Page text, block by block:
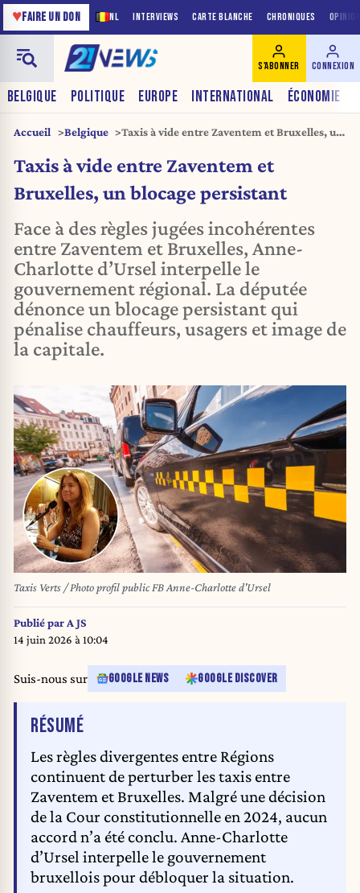
NL INTERVIEWS CARTE BLANCHE CHRONIQUES
♥FAIRE UN DON
BELGIQUE POLITIQUE EUROPE INTERNATIONAL ÉCONOMIE
S'ABONNER CONNEXION
Accueil Belgique
Taxis à vide entre Zaventem et Bruxelles, un
Taxis à vide entre Zaventem et
Bruxelles, un blocage persistant
Face à des règles jugées incohérentes
entre Zaventem et Bruxelles, Anne-
Charlotte d’Ursel interpelle le
gouvernement régional. La députée
dénonce un blocage persistant qui
pénalise chauffeurs, usagers et image de
la capitale.
Taxis Verts / Photo profil public FB Anne-Charlotte d'Ursel
Publié par A JS
14 juin 2026 à 10:04
Suis-nous sur GOOGLE NEWS GOOGLE DISCOVER
RÉSUMÉDE L'ARTICLE
Les règles divergentes entre Régions
continuent de perturber les taxis entre
Zaventem et Bruxelles. Malgré une décision
de la Cour constitutionnelle en 2024, aucun
accord n’a été conclu. Anne-Charlotte
d’Ursel interpelle le gouvernement
bruxellois pour débloquer la situation.